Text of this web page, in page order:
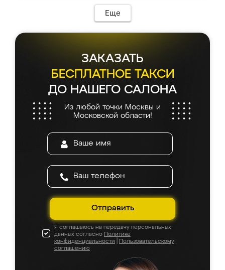
мебель сразу встала на свое место без
каких-либо доработок. Качеством осталась
довольна, все выглядит так, как и ожидала.
Еще
ЗАКАЗАТЬ
БЕСПЛАТНОЕ ТАКСИ
ДО НАШЕГО САЛОНА
Из любой точки Москвы и
Московской области!
Отправить
Я соглашаюсь на передачу персональных
данных согласно Политике
конфиденциальности
Пользовательскому
соглашению